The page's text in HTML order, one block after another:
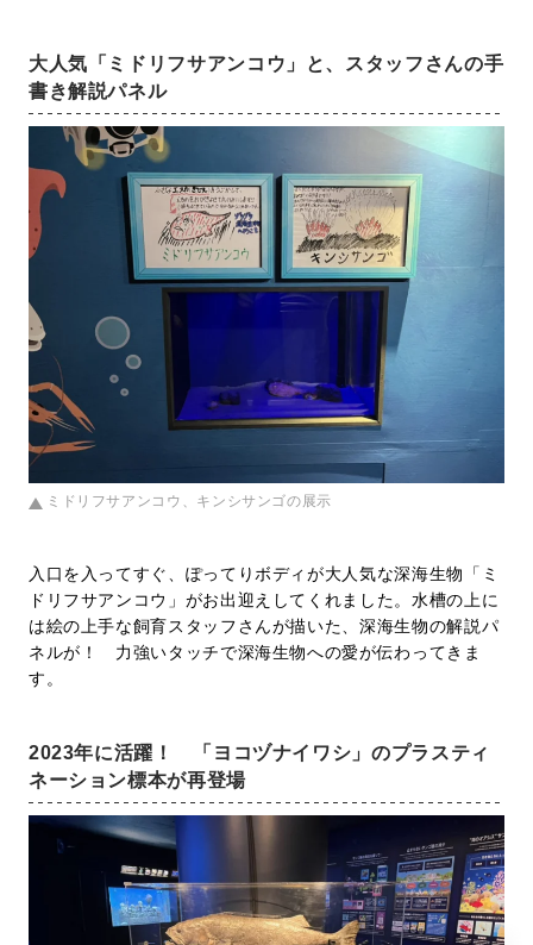
大人気「ミドリフサアンコウ」と、スタッフさんの手
書き解説パネル
ミドリフサアンコウ、キンシサンゴの展示
入口を入ってすぐ、ぽってりボディが大人気な深海生物「ミ
ドリフサアンコウ」がお出迎えしてくれました。水槽の上に
は絵の上手な飼育スタッフさんが描いた、深海生物の解説パ
ネルが！ 力強いタッチで深海生物への愛が伝わってきま
す。
2023年に活躍！ 「ヨコヅナイワシ」のプラスティ
ネーション標本が再登場